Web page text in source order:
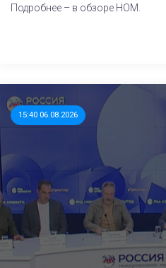
Подробнее – в обзоре НОМ.
15:40 06.08.2026